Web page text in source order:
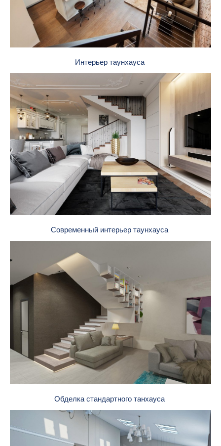
Интерьер таунхауса
Современный интерьер таунхауса
Обделка стандартного танхауса